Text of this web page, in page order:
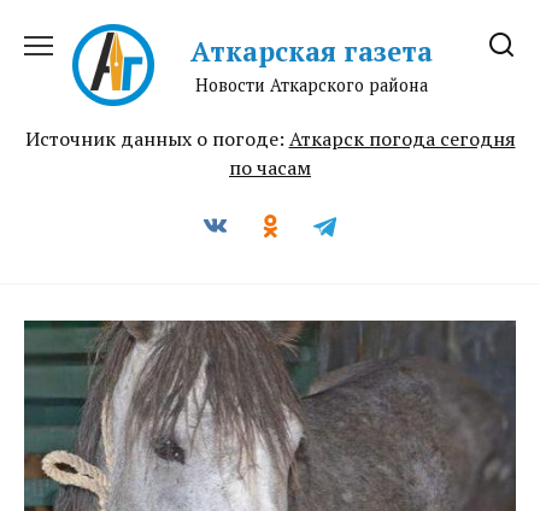
содержанию
Аткарская газета
Новости Аткарского района
Источник данных о погоде: Аткарск погода сегодня
по часам